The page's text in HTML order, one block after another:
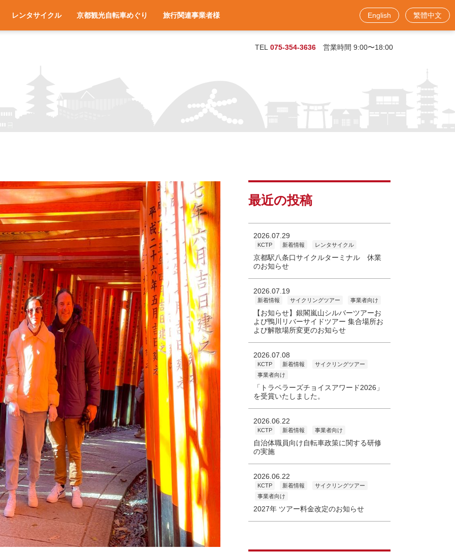
レンタサイクル 京都観光自転車めぐり 旅行関連事業者様
旅行関連業者様向けお問い合わせフォーム
English 繁體中文
TEL 075-354-3636 営業時間 9:00〜18:00
最近の投稿
2026.07.29
KCTP 新着情報 レンタサイクル
京都駅八条口サイクルターミナル 休業
のお知らせ
2026.07.19
新着情報 サイクリングツアー 事業者向け
【お知らせ】銀閣嵐山シルバーツアーお
よび鴨川リバーサイドツアー 集合場所お
よび解散場所変更のお知らせ
2026.07.08
KCTP 新着情報
サイクリングツアー
事業者向け
「トラベラーズチョイスアワード2026」
を受賞いたしました。
2026.06.22
KCTP 新着情報 事業者向け
自治体職員向け自転車政策に関する研修
の実施
2026.06.22
KCTP 新着情報
サイクリングツアー
事業者向け
2027年 ツアー料金改定のお知らせ